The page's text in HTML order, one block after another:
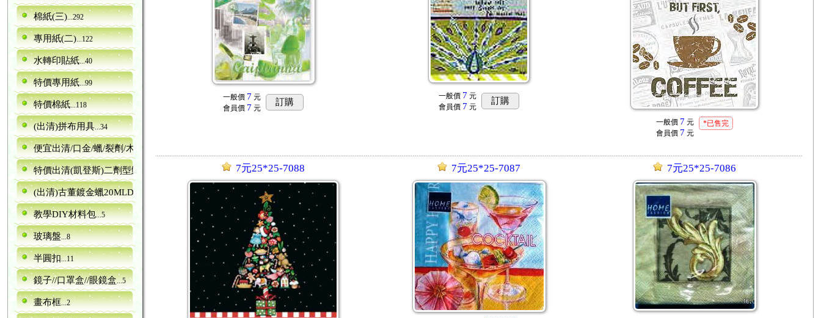
棉紙(三)...292
專用紙(二)...122
水轉印貼紙...40
特價專用紙...99
特價棉紙...118
(出清)拼布用具...34
便宜出清/口金/蠟/裂劑/木器
特價出清(凱登斯)二劑型鱷魚紋裂劑canence
(出清)古董鍍金蠟20MLDORA
教學DIY材料包...5
玻璃盤...8
半圓扣...11
鏡子//口罩盒//眼鏡盒...5
畫布框...2
一般價 7 元
會員價 7 元
訂購
一般價 7 元
會員價 7 元
訂購
一般價 7 元
會員價 7 元
*已售完
7元25*25-7088 7元25*25-7087 7元25*25-7086